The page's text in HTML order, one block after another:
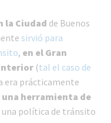
la Ciudad de Buenos
sirvió para
, en el Gran
Interior (tal el caso de
era prácticamente
herramienta de
una política de tránsito